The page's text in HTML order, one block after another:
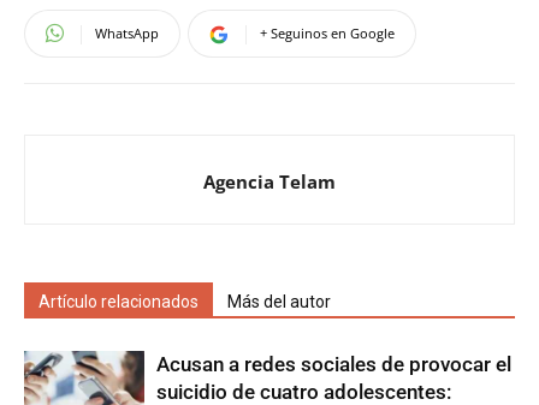
WhatsApp + Seguinos en Google
Agencia Telam
Artículo relacionados Más del autor
Acusan a redes sociales de provocar el
suicidio de cuatro adolescentes: